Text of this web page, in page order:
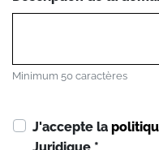
Minimum 50 caractères
J'accepte la